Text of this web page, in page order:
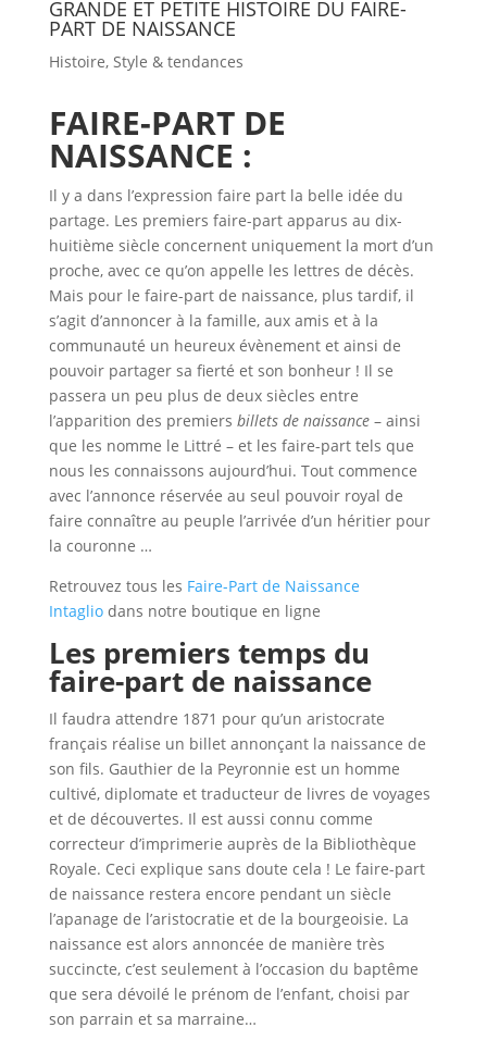
GRANDE ET PETITE HISTOIRE DU FAIRE-
PART DE NAISSANCE
Histoire, Style & tendances
FAIRE-PART DE
NAISSANCE :
Il y a dans l’expression faire part la belle idée du
partage. Les premiers faire-part apparus au dix-
huitième siècle concernent uniquement la mort d’un
proche, avec ce qu’on appelle les lettres de décès.
Mais pour le faire-part de naissance, plus tardif, il
s’agit d’annoncer à la famille, aux amis et à la
communauté un heureux évènement et ainsi de
pouvoir partager sa fierté et son bonheur ! Il se
passera un peu plus de deux siècles entre
l’apparition des premiers billets de naissance– ainsi
que les nomme le Littré – et les faire-part tels que
nous les connaissons aujourd’hui. Tout commence
avec l’annonce réservée au seul pouvoir royal de
faire connaître au peuple l’arrivée d’un héritier pour
la couronne …
Retrouvez tous les Faire-Part de Naissance
Intagliodans notre boutique en ligne
Les premiers temps du
faire-part de naissance
Il faudra attendre 1871 pour qu’un aristocrate
français réalise un billet annonçant la naissance de
son fils. Gauthier de la Peyronnie est un homme
cultivé, diplomate et traducteur de livres de voyages
et de découvertes. Il est aussi connu comme
correcteur d’imprimerie auprès de la Bibliothèque
Royale. Ceci explique sans doute cela ! Le faire-part
de naissance restera encore pendant un siècle
l’apanage de l’aristocratie et de la bourgeoisie. La
naissance est alors annoncée de manière très
succincte, c’est seulement à l’occasion du baptême
que sera dévoilé le prénom de l’enfant, choisi par
son parrain et sa marraine…